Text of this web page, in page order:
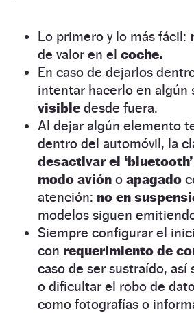
Lo primero y lo más fácil:
de valor en el coche.
En caso de dejarlos
intentar hacerlo en algún
visible desde fuera.
Al dejar algún elemento
dentro del automóvil, la
desactivar el ‘bluetooth’
modo avión o apagado
atención: no en
modelos siguen
Siempre configurar el
con requerimiento de
caso de ser sustraído,
o dificultar el robo de
como fotografías o